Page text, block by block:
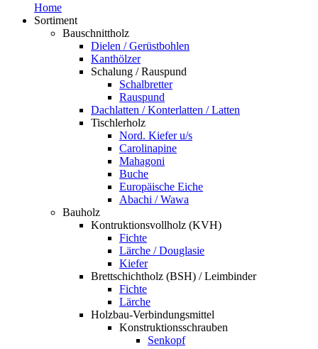
Home
Sortiment
Bauschnittholz
Dielen / Gerüstbohlen
Kanthölzer
Schalung / Rauspund
Schalbretter
Rauspund
Dachlatten / Konterlatten / Latten
Tischlerholz
Nord. Kiefer u/s
Carolinapine
Mahagoni
Buche
Europäische Eiche
Abachi / Wawa
Bauholz
Kontruktionsvollholz (KVH)
Fichte
Lärche / Douglasie
Kiefer
Brettschichtholz (BSH) / Leimbinder
Fichte
Lärche
Holzbau-Verbindungsmittel
Konstruktionsschrauben
Senkopf